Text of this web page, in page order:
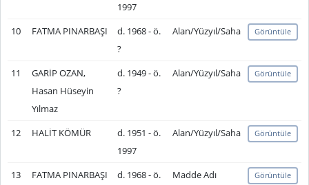
1997
10 FATMA PINARBAŞI
d. 1968 - ö.
?
Alan/Yüzyıl/Saha Görüntüle
11
GARİP OZAN,
Hasan Hüseyin
Yılmaz
d. 1949 - ö.
?
Alan/Yüzyıl/Saha Görüntüle
12 HALİT KÖMÜR
d. 1951 - ö.
1997
Alan/Yüzyıl/Saha Görüntüle
13 FATMA PINARBAŞI d. 1968 - ö. Madde Adı Görüntüle